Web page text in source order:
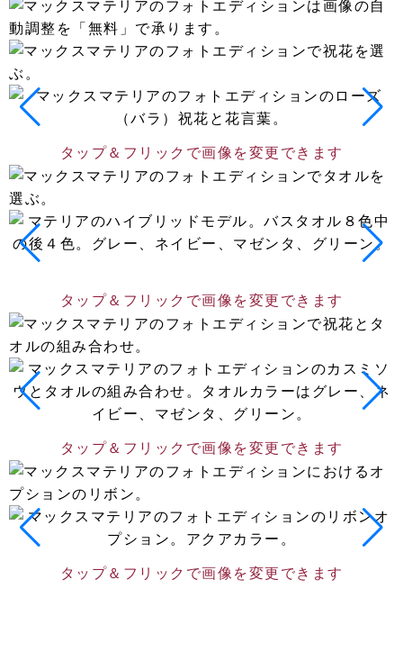
タップ＆フリックで画像を変更できます
タップ＆フリックで画像を変更できます
タップ＆フリックで画像を変更できます
タップ＆フリックで画像を変更できます